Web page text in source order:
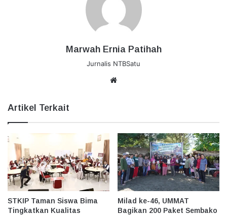
Marwah Ernia Patihah
Jurnalis NTBSatu
Artikel Terkait
STKIP Taman Siswa Bima
Tingkatkan Kualitas
Milad ke-46, UMMAT
Bagikan 200 Paket Sembako